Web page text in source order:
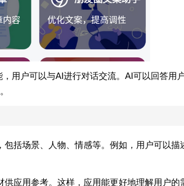
用户可以与AI进行对话交流。AI可以回答用
括场景、人物、情感等。例如，用户可以描
应用参考。这样，应用能更好地理解用户的